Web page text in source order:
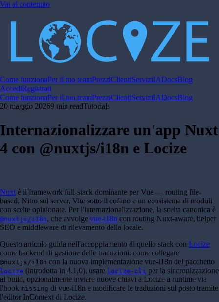
Vai al contenuto
Come funzionaPer il tuo teamPrezziClientiServiziIADocsBlog
AccediRegistrati
Come funzionaPer il tuo teamPrezziClientiServiziIADocsBlog
20 maggio 20269 min readTutorials
Internazionalizzare un'app Nuxt
4 con @nuxtjs/i18n e Locize
Nuxt è il framework full-stack dominante per Vue — routing file-
based, Nitro sul server, Vite sotto il cofano e un ecosistema di moduli
con scelte opinionate. Per l'internazionalizzazione, la scelta canonica è
@nuxtjs/i18n, che avvolge vue-i18n con routing Nuxt-aware, helper
SEO e middleware di rilevamento della locale.
Questo articolo guida nell'accoppiamento di quello stack con Locize
come backend di gestione delle traduzioni: come collegare
@nuxtjs/i18n con la nuova implementazione vue-i18n del pacchetto
locize (introdotta in 4.1.0), usare locize-cli per la sincronizzazione
al build, opzionalmente inviare nuove chiavi a Locize a runtime via
l'hook missing di vue-i18n e modificare le traduzioni sul posto tramite
l'editor InContext di Locize.